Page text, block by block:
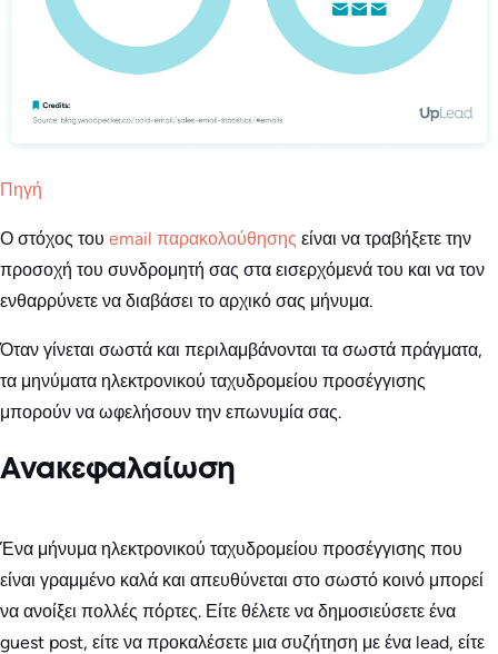
Πηγή
Ο στόχος του email παρακολούθησης είναι να τραβήξετε την
προσοχή του συνδρομητή σας στα εισερχόμενά του και να τον
ενθαρρύνετε να διαβάσει το αρχικό σας μήνυμα.
Όταν γίνεται σωστά και περιλαμβάνονται τα σωστά πράγματα,
τα μηνύματα ηλεκτρονικού ταχυδρομείου προσέγγισης
μπορούν να ωφελήσουν την επωνυμία σας.
Ανακεφαλαίωση
Ένα μήνυμα ηλεκτρονικού ταχυδρομείου προσέγγισης που
είναι γραμμένο καλά και απευθύνεται στο σωστό κοινό μπορεί
να ανοίξει πολλές πόρτες. Είτε θέλετε να δημοσιεύσετε ένα
guest post, είτε να προκαλέσετε μια συζήτηση με ένα lead, είτε